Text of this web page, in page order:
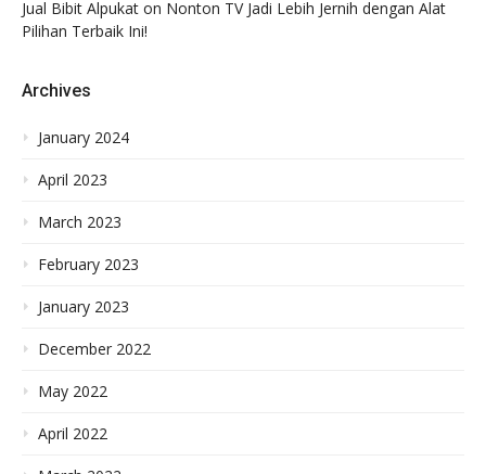
Jual Bibit Alpukat on Nonton TV Jadi Lebih Jernih dengan Alat
Pilihan Terbaik Ini!
Archives
January 2024
April 2023
March 2023
February 2023
January 2023
December 2022
May 2022
April 2022